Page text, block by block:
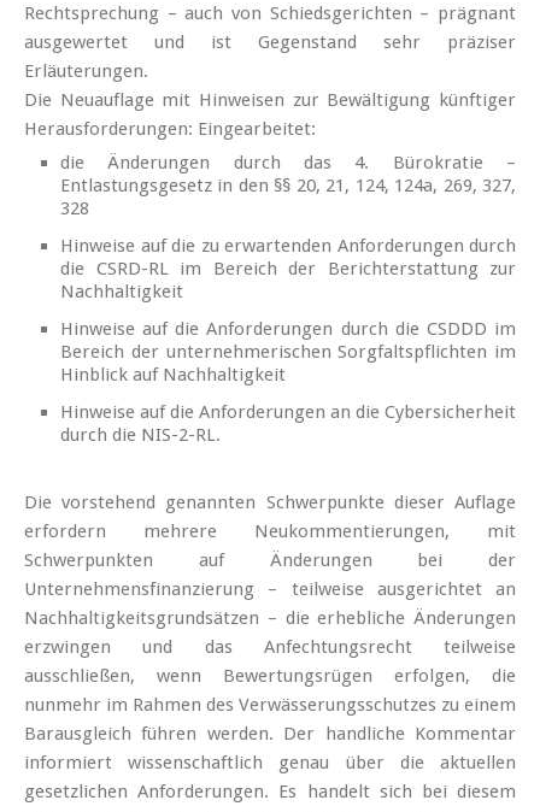
Rechtsprechung – auch von Schiedsgerichten – prägnant
ausgewertet und ist Gegenstand sehr präziser
Erläuterungen.
Die Neuauflage mit Hinweisen zur Bewältigung künftiger
Herausforderungen: Eingearbeitet:
die Änderungen durch das 4. Bürokratie –
Entlastungsgesetz in den §§ 20, 21, 124, 124a, 269, 327,
328
Hinweise auf die zu erwartenden Anforderungen durch
die CSRD-RL im Bereich der Berichterstattung zur
Nachhaltigkeit
Hinweise auf die Anforderungen durch die CSDDD im
Bereich der unternehmerischen Sorgfaltspflichten im
Hinblick auf Nachhaltigkeit
Hinweise auf die Anforderungen an die Cybersicherheit
durch die NIS-2-RL.
Die vorstehend genannten Schwerpunkte dieser Auflage
erfordern mehrere Neukommentierungen, mit
Schwerpunkten auf Änderungen bei der
Unternehmensfinanzierung – teilweise ausgerichtet an
Nachhaltigkeitsgrundsätzen – die erhebliche Änderungen
erzwingen und das Anfechtungsrecht teilweise
ausschließen, wenn Bewertungsrügen erfolgen, die
nunmehr im Rahmen des Verwässerungsschutzes zu einem
Barausgleich führen werden. Der handliche Kommentar
informiert wissenschaftlich genau über die aktuellen
gesetzlichen Anforderungen. Es handelt sich bei diesem